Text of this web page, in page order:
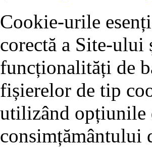
Cookie-urile
corectă a Site-
funcționalități de
fișierelor de tip
utilizând opțiunile
consimțământului